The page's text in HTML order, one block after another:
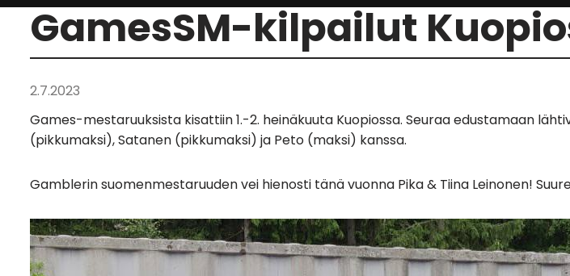
GamesSM-kilpailut
2.7.2023
Games-mestaruuksista kisattiin 1.-2. heinäkuuta Kuopiossa. Seuraa edustamaan
(pikkumaksi), Satanen (pikkumaksi) ja Peto (maksi) kanssa.
Gamblerin suomenmestaruuden vei hienosti tänä vuonna Pika & Tiina Leinonen!